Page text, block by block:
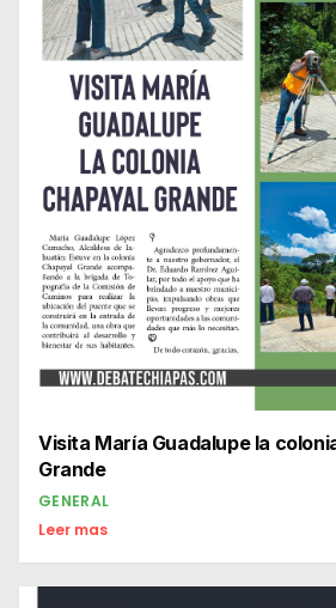
Visita María Guadalupe la
Grande
GENERAL
Leer mas